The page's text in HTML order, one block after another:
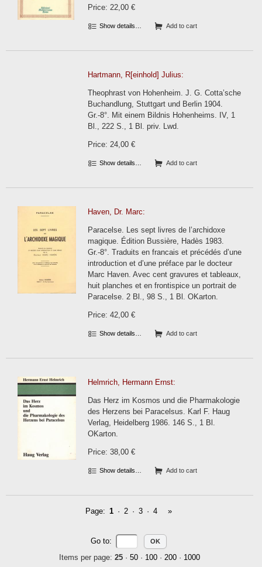
Price: 22,00 €
Show details… Add to cart
Hartmann, R[einhold] Julius:
Theophrast von Hohenheim. J. G. Cotta’sche
Buchandlung, Stuttgart und Berlin 1904.
Gr.-8°. Mit einem Bildnis Hohenheims. IV, 1
Bl., 222 S., 1 Bl. priv. Lwd.
Price: 24,00 €
Show details… Add to cart
Haven, Dr. Marc:
Paracelse. Les sept livres de l’archidoxe
magique. Édition Bussière, Hadès 1983.
Gr.-8°. Traduits en francais et précédés d’une
introduction et d’une préface par le docteur
Marc Haven. Avec cent gravures et tableaux,
huit planches et en frontispice un portrait de
Paracelse. 2 Bl., 98 S., 1 Bl. OKarton.
Price: 42,00 €
Show details… Add to cart
Helmrich, Hermann Ernst:
Das Herz im Kosmos und die Pharmakologie
des Herzens bei Paracelsus. Karl F. Haug
Verlag, Heidelberg 1986. 146 S., 1 Bl.
OKarton.
Price: 38,00 €
Show details… Add to cart
Page: 1 · 2 · 3 · 4 »
Go to:
Items per page: 25 · 50 · 100 · 200 · 1000